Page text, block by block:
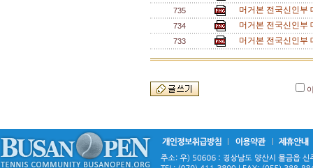
735 머거본 전국신인
734 머거본 전국신인
733 머거본 전국신인